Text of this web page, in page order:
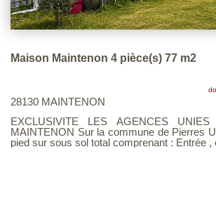
Maison Maintenon 4 pièce(s) 77 m2
28130 MAINTENON
EXCLUSIVITE LES AGENCES UNIES PROCHE GARE
MAINTENON Sur la commune de Pierres Une maison de plain
pied sur sous sol total comprenant : Entrée ,